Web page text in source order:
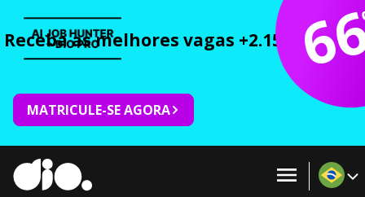
Receba as melhores vagas +2.150 cursos
MATRICULE-SE AGORA